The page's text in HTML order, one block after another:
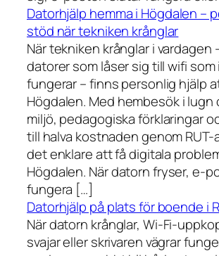
Datorhjälp hemma i Högdalen –
stöd när tekniken krånglar
När tekniken krånglar i vardagen
datorer som låser sig till wifi
fungerar – finns personlig hjälp
Högdalen. Med hembesök i lugn
miljö, pedagogiska förklaringar
till halva kostnaden genom
det enklare att få digitala
Högdalen. När datorn fryser, e-
fungera […]
Datorhjälp på plats för boende i
När datorn krånglar, Wi-Fi-
svajar eller skrivaren vägrar